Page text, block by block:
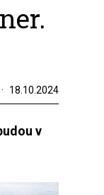
18.10.2024
v